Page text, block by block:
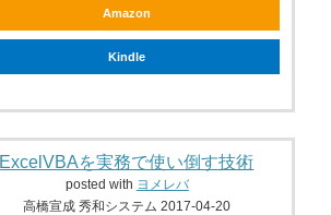
Amazon
Kindle
ExcelVBAを実務で使い倒す技術
posted with ヨメレバ
高橋宣成 秀和システム 2017-04-20